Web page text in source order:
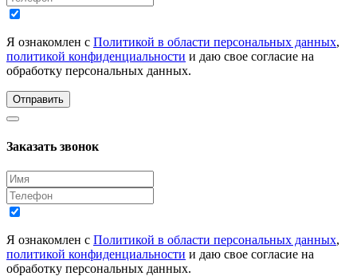
Я ознакомлен с Политикой в области персональных данных,
политикой конфиденциальности и даю свое согласие на
обработку персональных данных.
Отправить
Заказать звонок
Я ознакомлен с Политикой в области персональных данных,
политикой конфиденциальности и даю свое согласие на
обработку персональных данных.